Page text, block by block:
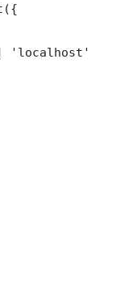
|| 'localhost'